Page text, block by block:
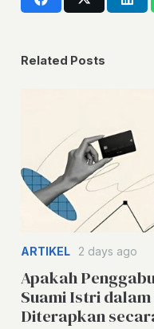
Related Posts
ARTIKEL 2 days ago
Apakah
Suami Istri dalam
Diterapkan